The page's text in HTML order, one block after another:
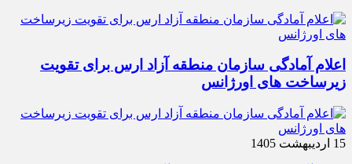
اعلام آمادگی سازمان منطقه آزاد ارس برای تقویت
زیرساخت‌ های اورژانس
15 اردیبهشت 1405